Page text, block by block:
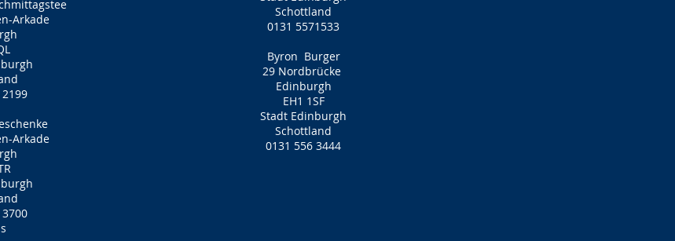
Arkade
Arkade
Schottland
0131 5571533
Byron Burger
29 Nordbrücke
Edinburgh
EH1 1SF
Stadt Edinburgh
Schottland
0131 556 3444